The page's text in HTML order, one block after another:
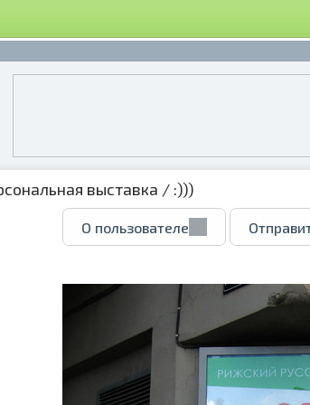
выставка / :)))
О пользователе